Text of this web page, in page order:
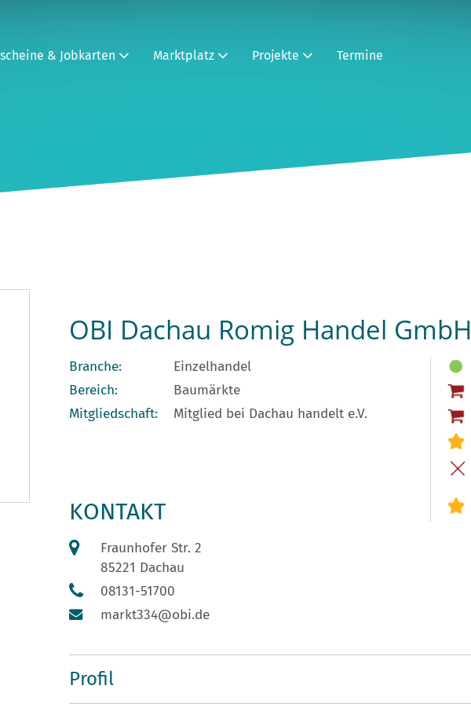
& Jobkarten Marktplatz Projekte Termine
OBI Dachau Romig Handel GmbH
Branche:
Einzelhandel
Bereich:
Baumärkte
Mitgliedschaft:
Mitglied bei Dachau handelt e.V.
KONTAKT
Fraunhofer Str. 2
85221 Dachau
08131-51700
markt334@obi.de
Profil